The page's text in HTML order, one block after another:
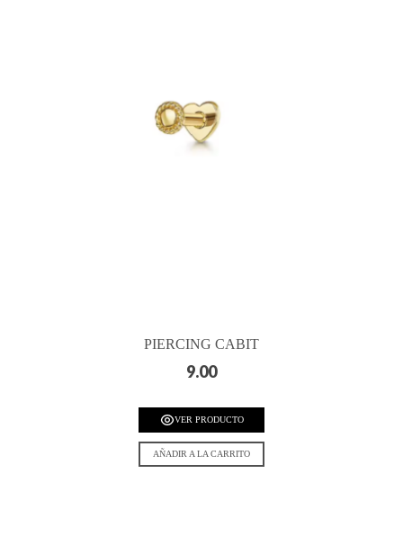
PIERCING CABIT
9.00
VER PRODUCTO
AÑADIR A LA CARRITO